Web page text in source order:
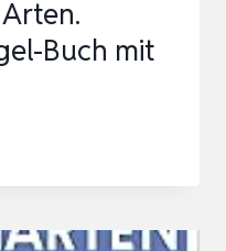
Buch mit